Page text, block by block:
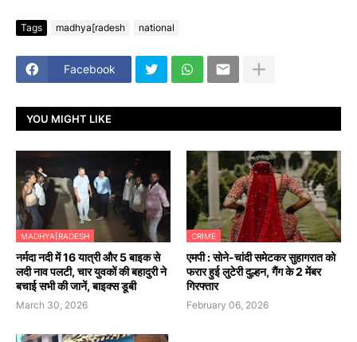
Tags madhya[radesh national
Facebook
YOU MIGHT LIKE
MADHYA[RADESH
नर्मदा नदी में 16 यात्री और 5 बाइक से
लदी नाव पलटी, चार युवकों की बहादुरी ने
बचाई सभी की जानें, बाइक्स डूबी
March 30, 2026
CRIME
एमपी : सोने-चांदी समेटकर सुहागरात को
फरार हुई लुटेरी दुल्हन, गैंग के 2 मेंबर
गिरफ्तार
February 06, 2026